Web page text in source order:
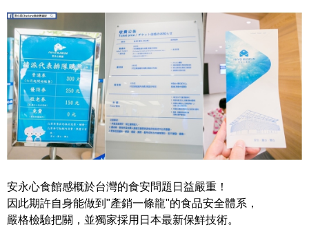
安永心食館感概於台灣的食安問題日益嚴重！
因此期許自身能做到"產銷一條龍"的食品安全體系，
嚴格檢驗把關，並獨家採用日本最新保鮮技術。